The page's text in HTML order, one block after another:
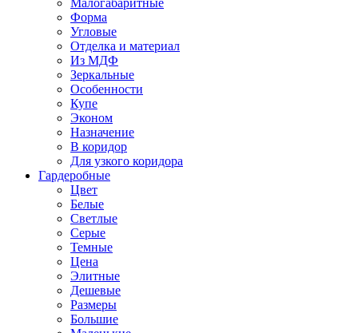
Малогабаритные
Форма
Угловые
Отделка и материал
Из МДФ
Зеркальные
Особенности
Купе
Эконом
Назначение
В коридор
Для узкого коридора
Гардеробные
Цвет
Белые
Светлые
Серые
Темные
Цена
Элитные
Дешевые
Размеры
Большие